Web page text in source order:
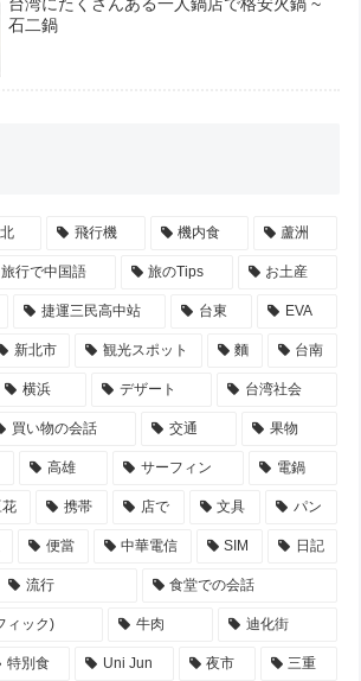
石二鍋
飛行機 機内食 蘆洲
旅行で中国語 旅のTips お土産
捷運三民高中站 台東 EVA
新北市 観光スポット 麵 台南
横浜 デザート 台湾社会
買い物の会話 交通 果物
高雄 サーフィン 電鍋
花 携帯 店で 文具 パン
便當 中華電信 SIM 日記
流行 食堂での会話
ィック) 牛肉 迪化街
特別食 Uni Jun 夜市 三重